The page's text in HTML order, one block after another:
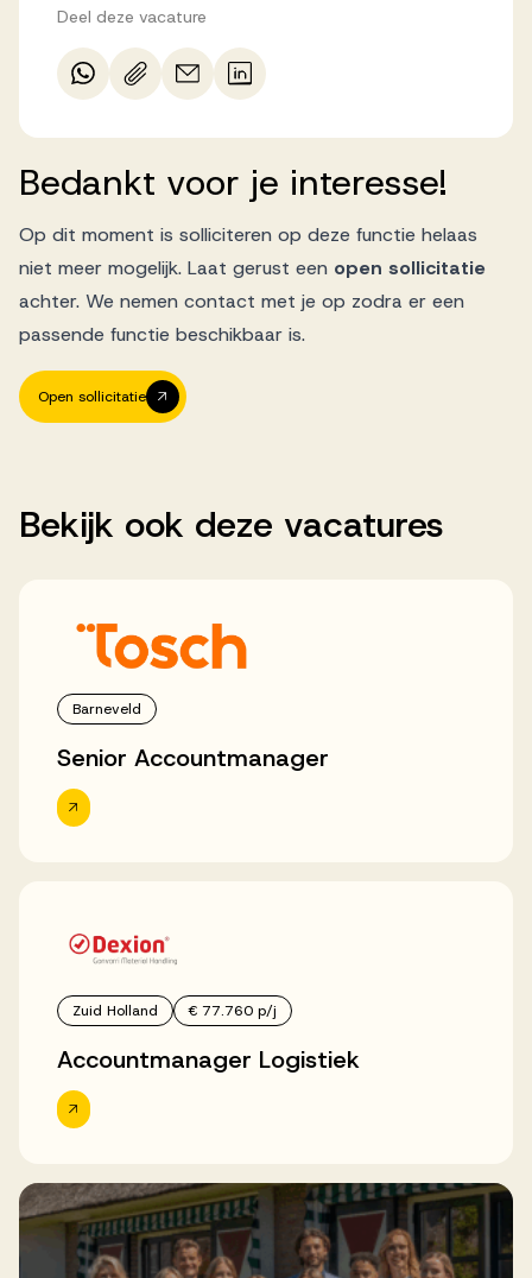
Deel deze vacature
Bedankt voor je interesse!
Op dit moment is solliciteren op deze functie helaas
niet meer mogelijk. Laat gerust een open sollicitatie
achter. We nemen contact met je op zodra er een
passende functie beschikbaar is.
Open sollicitatie
Bekijk ook deze vacatures
Barneveld
Senior Accountmanager
Zuid Holland € 77.760 p/j
Accountmanager Logistiek